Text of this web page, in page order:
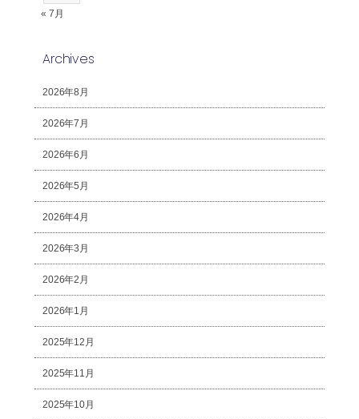
« 7月
Archives
2026年8月
2026年7月
2026年6月
2026年5月
2026年4月
2026年3月
2026年2月
2026年1月
2025年12月
2025年11月
2025年10月